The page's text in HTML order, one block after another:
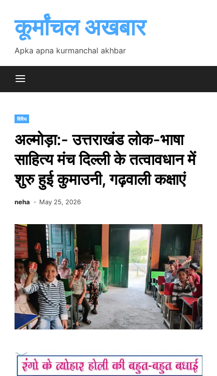
contentकूर्मांचल अखबार
Apka apna kurmanchal akhbar
विविध
अल्मोड़ा:- उत्तराखंड लोक-भाषा
साहित्य मंच दिल्ली के तत्वावधान में
शुरु हुई कुमाउनी, गढ़वाली कक्षाएं
neha May 25, 2026